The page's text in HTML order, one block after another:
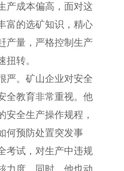
产成本偏高，面对这
富的选矿知识，精心
产量，严格控制生产
扭转。
严。矿山企业对安全
全教育非常重视。他
安全生产操作规程，
何预防处置突发事
考试，对生产中违规
力度。同时，他也动